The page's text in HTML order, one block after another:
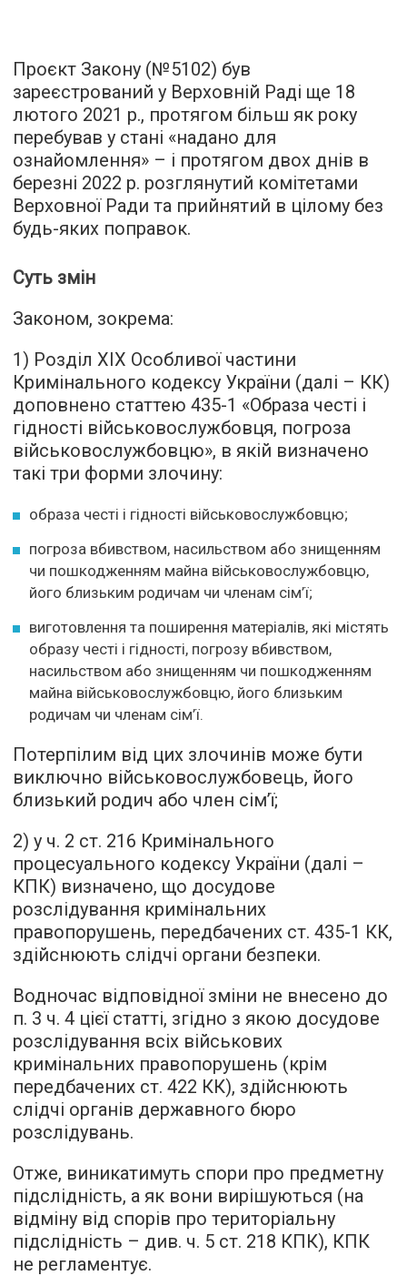
Проєкт Закону (№5102) був
зареєстрований у Верховній Раді ще 18
лютого 2021 р., протягом більш як року
перебував у стані «надано для
ознайомлення» – і протягом двох днів в
березні 2022 р. розглянутий комітетами
Верховної Ради та прийнятий в цілому без
будь-яких поправок.
Суть змін
Законом, зокрема:
1) Розділ XIX Особливої частини
Кримінального кодексу України (далі – КК)
доповнено статтею 435-1 «Образа честі і
гідності військовослужбовця, погроза
військовослужбовцю», в якій визначено
такі три форми злочину:
образа честі і гідності військовослужбовцю;
погроза вбивством, насильством або знищенням
чи пошкодженням майна військовослужбовцю,
його близьким родичам чи членам сім’ї;
виготовлення та поширення матеріалів, які містять
образу честі і гідності, погрозу вбивством,
насильством або знищенням чи пошкодженням
майна військовослужбовцю, його близьким
родичам чи членам сім’ї.
Потерпілим від цих злочинів може бути
виключно військовослужбовець, його
близький родич або член сім’ї;
2) у ч. 2 ст. 216 Кримінального
процесуального кодексу України (далі –
КПК) визначено, що досудове
розслідування кримінальних
правопорушень, передбачених ст. 435-1 КК,
здійснюють слідчі органи безпеки.
Водночас відповідної зміни не внесено до
п. 3 ч. 4 цієї статті, згідно з якою досудове
розслідування всіх військових
кримінальних правопорушень (крім
передбачених ст. 422 КК), здійснюють
слідчі органів державного бюро
розслідувань.
Отже, виникатимуть спори про предметну
підслідність, а як вони вирішуються (на
відміну від спорів про територіальну
підслідність – див. ч. 5 ст. 218 КПК), КПК
не регламентує.